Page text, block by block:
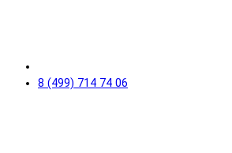
8 (499) 714 74 06